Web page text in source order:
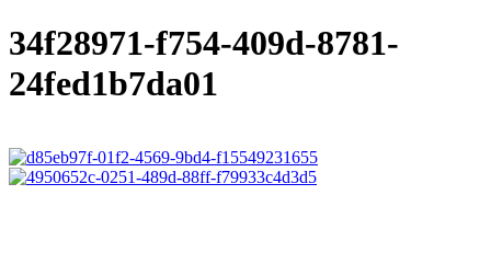
34f28971-f754-409d-8781-
24fed1b7da01